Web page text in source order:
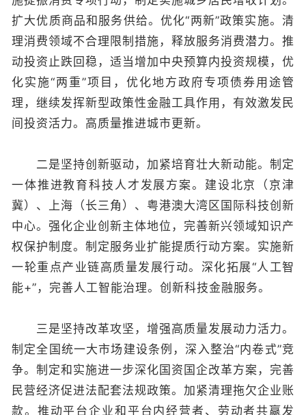
扩大优质商品和服务供给。优化“两新”政策实施。清
理消费领域不合理限制措施，释放服务消费潜力。推
动投资止跌回稳，适当增加中央预算内投资规模，优
化实施“两重”项目，优化地方政府专项债券用途管
理，继续发挥新型政策性金融工具作用，有效激发民
间投资活力。高质量推进城市更新。
二是坚持创新驱动，加紧培育壮大新动能。制定
一体推进教育科技人才发展方案。建设北京（京津
冀）、上海（长三角）、粤港澳大湾区国际科技创新
中心。强化企业创新主体地位，完善新兴领域知识产
权保护制度。制定服务业扩能提质行动方案。实施新
一轮重点产业链高质量发展行动。深化拓展“人工智
能+”，完善人工智能治理。创新科技金融服务。
三是坚持改革攻坚，增强高质量发展动力活力。
制定全国统一大市场建设条例，深入整治“内卷式”竞
争。制定和实施进一步深化国资国企改革方案，完善
民营经济促进法配套法规政策。加紧清理拖欠企业账
款。推动平台企业和平台内经营者、劳动者共赢发